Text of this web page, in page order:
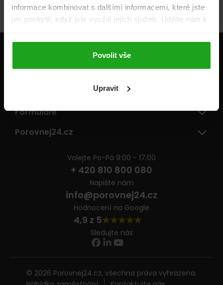
informace kombinovat s dalšími informacemi, které jste
jim poskytli, když jste využili jejich služeb. Udělte nám k
Povolit vše
Upravit
Pojišťovny
Formuláře
Porovnej24.cz
Volejte Po-Pá 9:00 - 17:00
+ 420 810 800 080
Napište nám
info@porovnej24.cz
Hodnocení na Google
4,9 z 5
Sledujte nás
© 2026 Porovnej24.cz, všechna práva vyhrazena.